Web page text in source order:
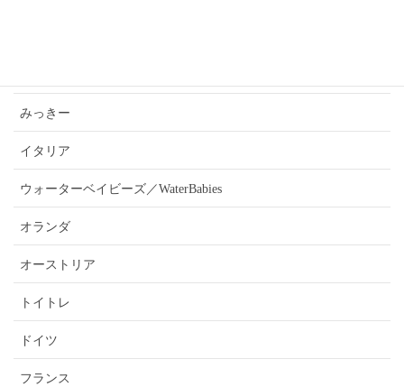
みっきー
イタリア
ウォーターベイビーズ／WaterBabies
オランダ
オーストリア
トイトレ
ドイツ
フランス